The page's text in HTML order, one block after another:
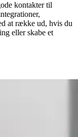
kontakter til
at række ud, hvis du
eller skabe et